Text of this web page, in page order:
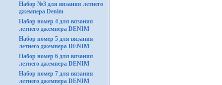
Набор №3 для вязания летнего
джемпера Denim
Набор номер 4 для вязания
летнего джемпера DENIM
Набор номер 5 для вязания
летнего джемпера DENIM
Набор номер 6 для вязания
летнего джемпера DENIM
Набор номер 7 для вязания
летнего джемпера DENIM